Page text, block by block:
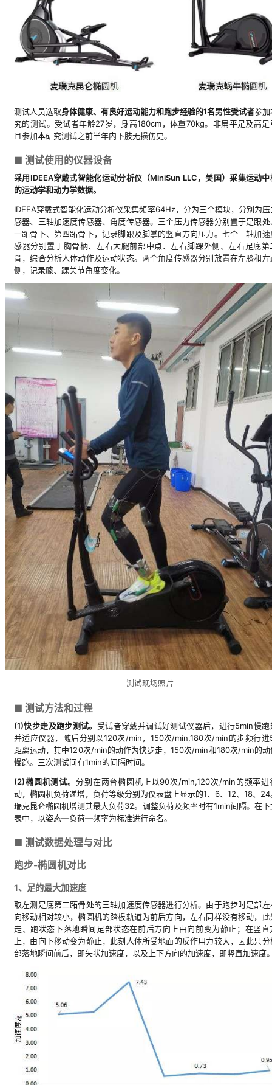
测试人员选取身体健康、有良好运动能力和跑步经验的1名男性受试者参加
究的测试。受试者年龄27岁，身高180cm，体重70kg。非扁平足及高足
且参加本研究测试之前半年内下肢无损伤史。
■ 测试使用的仪器设备
采用IDEEA穿戴式智能化运动分析仪（MiniSun LLC，美国）采集运动中
的运动学和动力学数据。
IDEEA穿戴式智能化运动分析仪采集频率64Hz，分为三个模块，分别为压
感器、三轴加速度传感器、角度传感器。三个压力传感器分别置于足跟处
一跖骨下、第四跖骨下，记录脚跟及脚掌的竖直方向压力。七个三轴加速
感器分别置于胸骨柄、左右大腿前部中点、左右脚踝外侧、左右足底第
骨，综合分析人体动作及运动状态。两个角度传感器分别放置在左膝和左
侧，记录膝、踝关节角度变化。
测试现场照片
■ 测试方法和过程
(1)快步走及跑步测试。 受试者穿戴并调试好测试仪器后，进行5min慢跑
并适应仪器，随后分别以120次/min，150次/min,180次/min的步频行进
距离运动，其中120次/min的动作为快步走，150次/min和180次/min的动
慢跑。三次测试间有1min的间隔时间。
(2)椭圆机测试。 分别在两台椭圆机上以90次/min,120次/min的频率进
动，椭圆机负荷递增，负荷等级分别为仪表盘上显示的1、6、12、18、24
瑞克昆仑椭圆机增测其最大负荷32。调整负荷及频率时有1min间隔。在下
表中，以姿态—负荷—频率为标准进行命名。
■ 测试数据处理与对比
跑步-椭圆机对比
1、足的最大加速度
取左测足底第二跖骨处的三轴加速度传感器进行分析。由于跑步时足部左
向移动相对较小，椭圆机的踏板轨道为前后方向，左右同样没有移动，此
走、跑状态下落地瞬间足部状态在前后方向上由向前变为静止；在竖直
上，由向下移动变为静止，此刻人体所受地面的反作用力较大，因此只分
部落地瞬间前后，即矢状加速度，以及上下方向的加速度，即竖直加速度